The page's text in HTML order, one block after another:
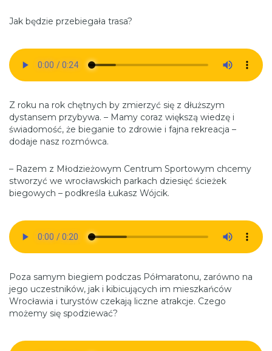
Jak będzie przebiegała trasa?
Z roku na rok chętnych by zmierzyć się z dłuższym
dystansem przybywa. – Mamy coraz większą wiedzę i
świadomość, że bieganie to zdrowie i fajna rekreacja –
dodaje nasz rozmówca.
– Razem z Młodzieżowym Centrum Sportowym chcemy
stworzyć we wrocławskich parkach dziesięć ścieżek
biegowych – podkreśla Łukasz Wójcik.
Poza samym biegiem podczas Półmaratonu, zarówno na
jego uczestników, jak i kibicujących im mieszkańców
Wrocławia i turystów czekają liczne atrakcje. Czego
możemy się spodziewać?